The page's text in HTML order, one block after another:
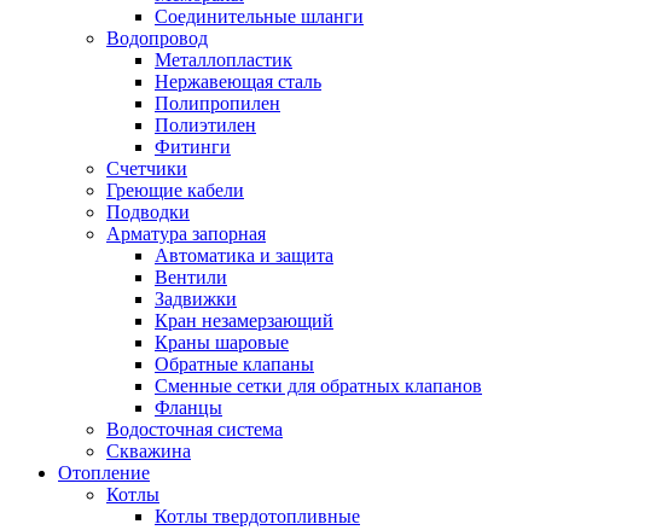
Соединительные шланги
Водопровод
Металлопластик
Нержавеющая сталь
Полипропилен
Полиэтилен
Фитинги
Счетчики
Греющие кабели
Подводки
Арматура запорная
Автоматика и защита
Вентили
Задвижки
Кран незамерзающий
Краны шаровые
Обратные клапаны
Сменные сетки для обратных клапанов
Фланцы
Водосточная система
Скважина
Отопление
Котлы
Котлы твердотопливные